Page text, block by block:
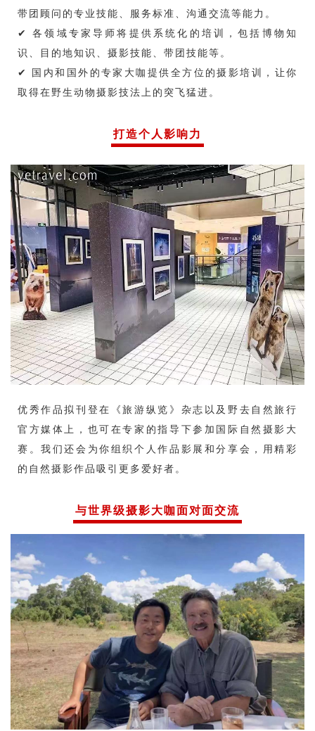
带团顾问的专业技能、服务标准、沟通交流等能力。
✔ 各领域专家导师将提供系统化的培训，包括博物知
识、目的地知识、摄影技能、带团技能等。
✔ 国内和国外的专家大咖提供全方位的摄影培训，让你
取得在野生动物摄影技法上的突飞猛进。
打造个人影响力
优秀作品拟刊登在《旅游纵览》杂志以及野去自然旅行
官方媒体上，也可在专家的指导下参加国际自然摄影大
赛。我们还会为你组织个人作品影展和分享会，用精彩
的自然摄影作品吸引更多爱好者。
与世界级摄影大咖面对面交流